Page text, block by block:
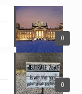
0
0